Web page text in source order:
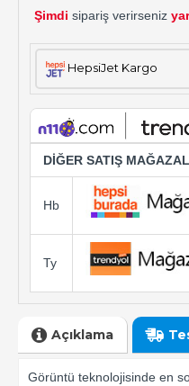
Şimdi sipariş verirseniz
HepsiJet Kargo
DİĞER SATIŞ
Hb
Ty
Açıklama
Görüntü teknolojisinde en